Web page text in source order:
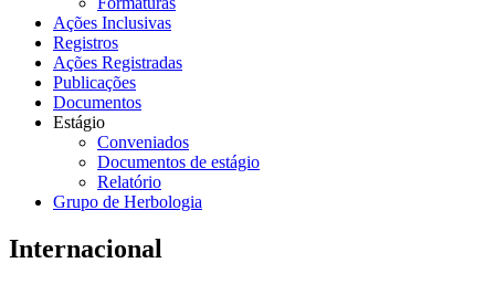
Ações Inclusivas
Registros
Ações Registradas
Publicações
Documentos
Estágio
Conveniados
Documentos de estágio
Relatório
Grupo de Herbologia
Internacional